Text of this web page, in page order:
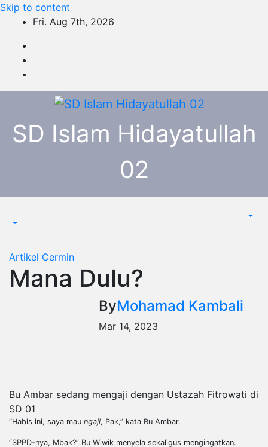
Skip to content
Fri. Aug 7th, 2026
SD Islam Hidayatullah
02
Artikel Cermin
Mana Dulu?
ByMohamad Kambali
Mar 14, 2023
Bu Ambar sedang mengaji dengan Ustazah Fitrowati di
SD 01
“Habis ini, saya mau ngaji, Pak,” kata Bu Ambar.
“SPPD-nya, Mbak?” Bu Wiwik menyela sekaligus mengingatkan.